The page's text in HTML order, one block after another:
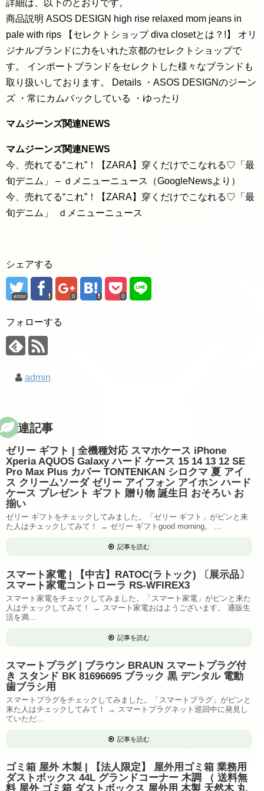
詳細は、以下のとおりです。
商品説明 ASOS DESIGN high rise relaxed mom jeans in
pale with rips 【セレクトショップ diva closetとは？!】 オリ
ジナルブランドに力をいれた京都のセレクトショップで
す。 インポートブランドをセレクトした様々なブランドも
取り扱いしております。 Details ・ASOS DESIGNのジーン
ズ ・常にカムバックしている ・ゆったり
マムジーンズ関連NEWS
マムジーンズ関連NEWS
今、売れてる“これ”！【ZARA】穿くだけでこなれる♡「最
旬デニム」 – ｄメニューニュース（GoogleNewsより）
今、売れてる“これ”！【ZARA】穿くだけでこなれる♡「最
旬デニム」 ｄメニューニュース
シェアする
error 0 0
フォローする
admin
関連記事
ゼリー ギフト | 全機種対応 スマホケース iPhone
Xperia AQUOS Galaxy ハード ケース 15 14 13 12 SE
Pro Max Plus カバー TONTENKAN シロクマ 夏 アイ
ス クリームソーダ ゼリー アイフォン アイホン ハード
ケース プレゼント ギフト 贈り物 誕生日 おそろい お
揃い
ゼリー ギフトをチェックしてみました。「ゼリー ギフト」がピンと来
た人はチェックしてみて！ → ゼリー ギフトgood morning。 ...
記事を読む
スマート家電 | 【中古】RATOC(ラトック) 〔展示品〕
スマート家電コントローラ RS-WFIREX3
スマート家電をチェックしてみました。「スマート家電」がピンと来た
人はチェックしてみて！ → スマート家電おはようございます。 通販生
活を満...
記事を読む
スマートプラグ | ブラウン BRAUN スマートプラグ付
き スタンド BK 81696695 ブラック 黒 デンタル 電動
歯ブラシ用
スマートプラグをチェックしてみました。「スマートプラグ」がピンと
来た人はチェックしてみて！ → スマートプラグネット巡回中に発見し
ていただ...
記事を読む
ゴミ箱 屋外 木製 | 【法人限定】 屋外用ゴミ箱 業務用
ダストボックス 44L グランドコーナー 木調 （ 送料無
料 屋外 ゴミ箱 ダストボックス 屋外用 木製 天然木 丸